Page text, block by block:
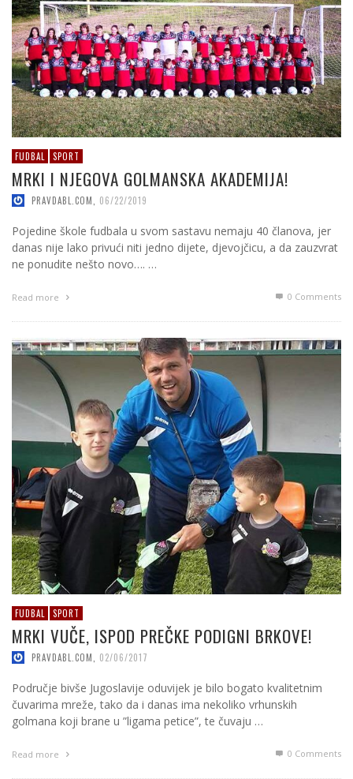
FUDBAL SPORT
MRKI I NJEGOVA GOLMANSKA AKADEMIJA!
PRAVDABL.COM 06/22/2019
Pojedine škole fudbala u svom sastavu nemaju 40 članova, jer
danas nije lako privući niti jedno dijete, djevojčicu, a da zauzvrat
ne ponudite nešto novo…. …
Read more 0 Comments
FUDBAL SPORT
MRKI VUČE, ISPOD PREČKE PODIGNI BRKOVE!
PRAVDABL.COM 02/06/2017
Područje bivše Jugoslavije oduvijek je bilo bogato kvalitetnim
čuvarima mreže, tako da i danas ima nekoliko vrhunskih
golmana koji brane u ”ligama petice”, te čuvaju …
Read more 0 Comments